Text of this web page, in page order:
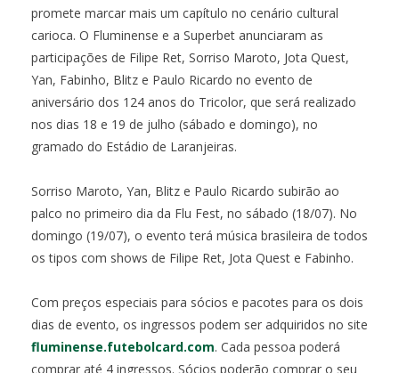
promete marcar mais um capítulo no cenário cultural
carioca. O Fluminense e a Superbet anunciaram as
participações de Filipe Ret, Sorriso Maroto, Jota Quest,
Yan, Fabinho, Blitz e Paulo Ricardo no evento de
aniversário dos 124 anos do Tricolor, que será realizado
nos dias 18 e 19 de julho (sábado e domingo), no
gramado do Estádio de Laranjeiras.
Sorriso Maroto, Yan, Blitz e Paulo Ricardo subirão ao
palco no primeiro dia da Flu Fest, no sábado (18/07). No
domingo (19/07), o evento terá música brasileira de todos
os tipos com shows de Filipe Ret, Jota Quest e Fabinho.
Com preços especiais para sócios e pacotes para os dois
dias de evento, os ingressos podem ser adquiridos no site
fluminense.futebolcard.com. Cada pessoa poderá
comprar até 4 ingressos. Sócios poderão comprar o seu